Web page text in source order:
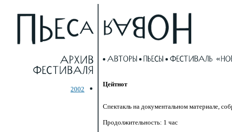
2002
Цейтнот
Спектакль на документальном материале,
Продолжительность: 1 час